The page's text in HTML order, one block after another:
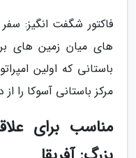
فاکتور شگفت انگیز:
های میان زمین های
باستانی که اولین
مرکز باستانی آسوکا را
مناسب برای